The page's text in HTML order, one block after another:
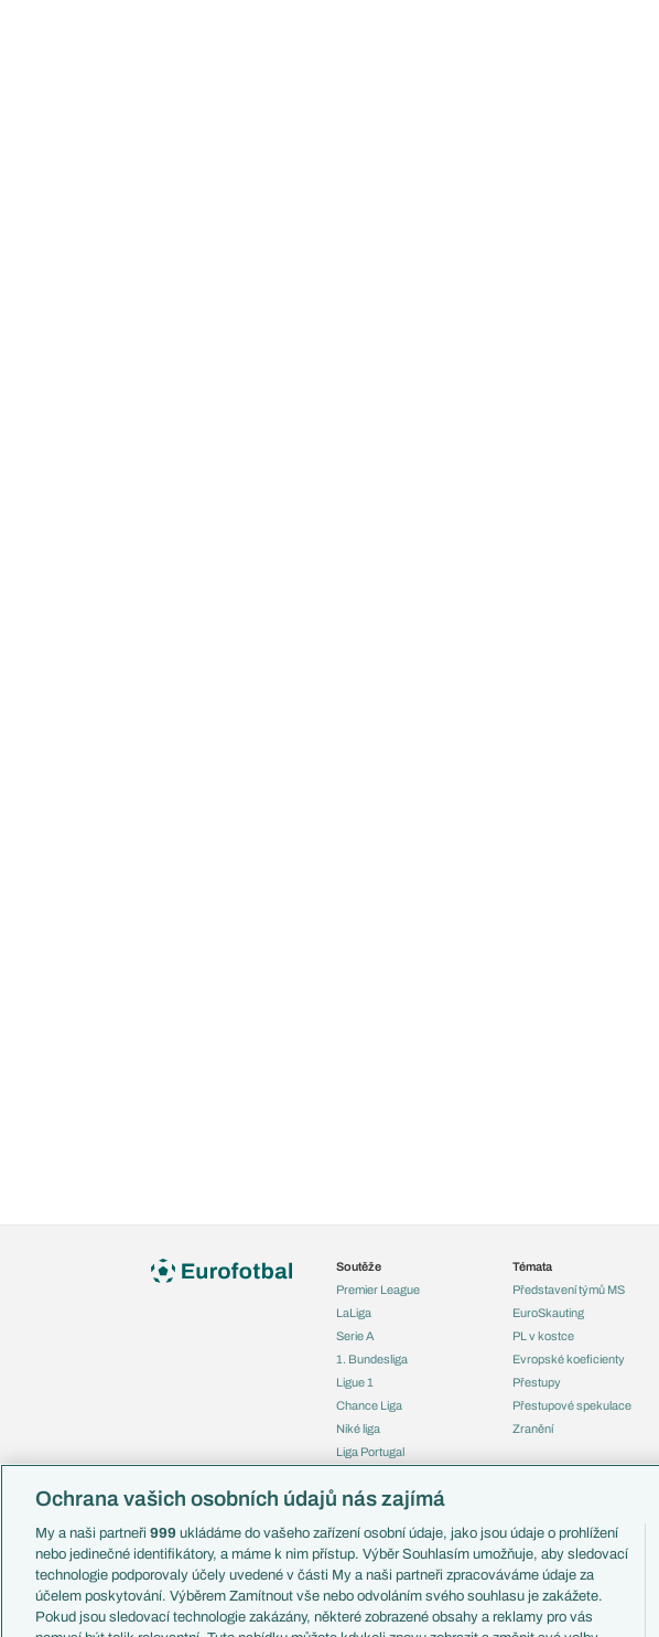
Soutěže
Premier League
LaLiga
Serie A
1. Bundesliga
Ligue 1
Chance Liga
Niké liga
Liga Portugal
Liga mistrů
Mistrovství světa
Liga národů
Témata
Představení týmů MS
EuroSkauting
PL v kostce
Evropské koeficienty
Přestupy
Přestupové spekulace
Zranění
Ochrana vašich osobních údajů nás zajímá
My a naši partneři 999 ukládáme do vašeho zařízení osobní údaje, jako jsou údaje o prohlížení
nebo jedinečné identifikátory, a máme k nim přístup. Výběr Souhlasím umožňuje, aby sledovací
technologie podporovaly účely uvedené v části My a naši partneři zpracováváme údaje za
účelem poskytování. Výběrem Zamítnout vše nebo odvoláním svého souhlasu je zakážete.
Pokud jsou sledovací technologie zakázány, některé zobrazené obsahy a reklamy pro vás